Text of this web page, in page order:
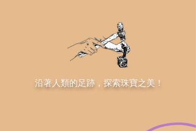
​沿著人類的足跡，探索珠寶之美！